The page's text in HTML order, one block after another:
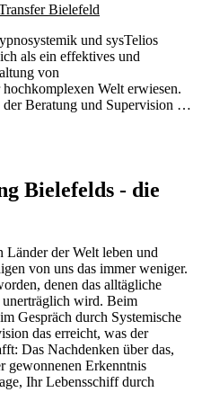
und sysTelios
als ein effektives und
von
hochkomplexen Welt erwiesen.
Beratung und Supervision …
Bielefelds - die
der Welt leben und
von uns das immer weniger.
denen das alltägliche
unerträglich wird. Beim
Gespräch durch Systemische
das erreicht, was der
Das Nachdenken über das,
Erkenntnis
Ihr Lebensschiff durch